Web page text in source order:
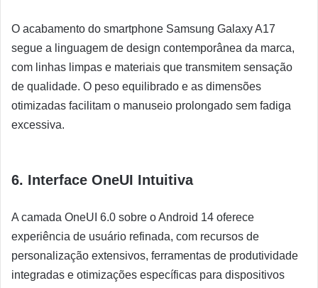
O acabamento do smartphone Samsung Galaxy A17
segue a linguagem de design contemporânea da marca,
com linhas limpas e materiais que transmitem sensação
de qualidade. O peso equilibrado e as dimensões
otimizadas facilitam o manuseio prolongado sem fadiga
excessiva.
6. Interface OneUI Intuitiva
A camada OneUI 6.0 sobre o Android 14 oferece
experiência de usuário refinada, com recursos de
personalização extensivos, ferramentas de produtividade
integradas e otimizações específicas para dispositivos